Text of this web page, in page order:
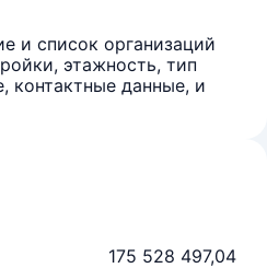
и список организаций
этажность, тип
контактные данные, и
175 528 497,04